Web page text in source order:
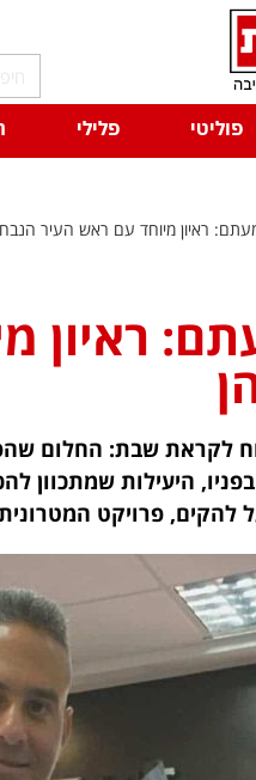
פוליטי פלילי
ראיון מיוחד עם ראש העיר
ראיון
לקראת שבת: החלום
היעילות שמתכוון
פרויקט